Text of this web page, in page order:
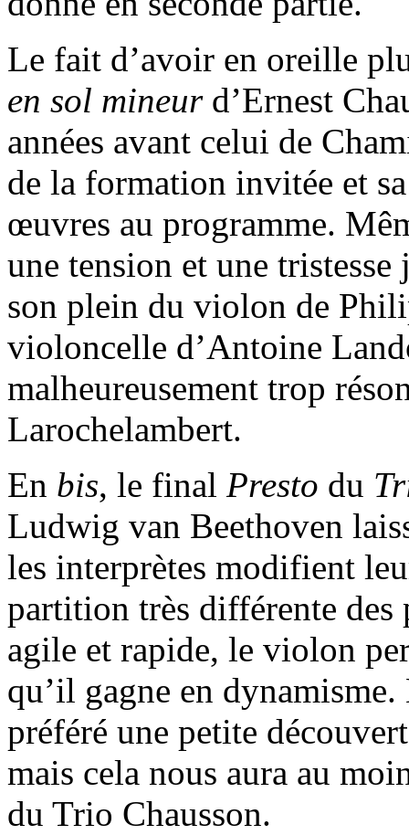
Le fait d’avoir en oreille
en sol mineurd’Ernest
années avant celui de
de la formation invitée et
œuvres au programme.
une tension et une tristesse
son plein du violon de
violoncelle d’Antoine
malheureusement trop
Larochelambert.
En bis, le final Presto du
Ludwig van Beethoven
les interprètes modifient
partition très différente des
agile et rapide, le violon
qu’il gagne en
préféré une petite
mais cela nous aura au
du Trio Chausson.